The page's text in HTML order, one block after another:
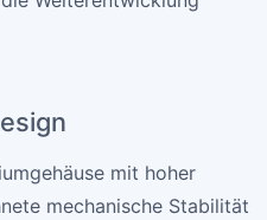
mit hoher
mechanische Stabilität